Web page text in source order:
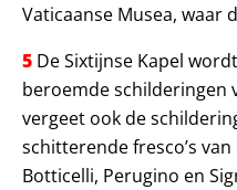
Vaticaanse Musea, waar
5 De Sixtijnse Kapel
beroemde schilderingen
vergeet ook de
schitterende fresco’s
Botticelli, Perugino en